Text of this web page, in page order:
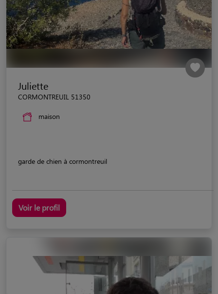
Juliette
CORMONTREUIL 51350
maison
garde de chien à cormontreuil
Voir le profil